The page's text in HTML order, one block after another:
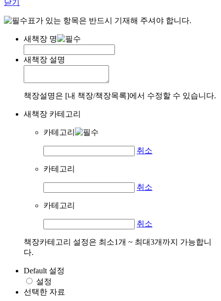
닫기
표가 있는 항목은 반드시 기재해 주셔야 합니다.
새책장 명
새책장 설명
책장설명은 [내 책장/책장목록]에서 수정할 수 있습니다.
새책장 카테고리
카테고리
취소
카테고리
취소
카테고리
취소
책장카테고리 설정은 최소1개 ~ 최대3개까지 가능합니
다.
Default 설정
설정
선택한 자료